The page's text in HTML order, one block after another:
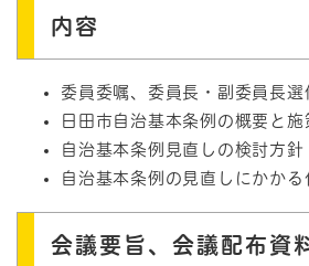
内容
委員委嘱、委員長・副委員長選
日田市自治基本条例の概要と施
自治基本条例見直しの検討方針
自治基本条例の見直しにかかる
会議要旨、会議配布資